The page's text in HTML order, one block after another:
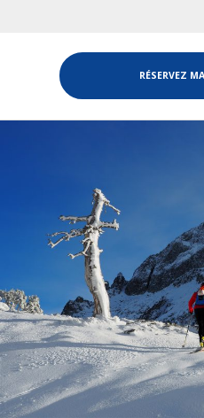
RÉSERVEZ